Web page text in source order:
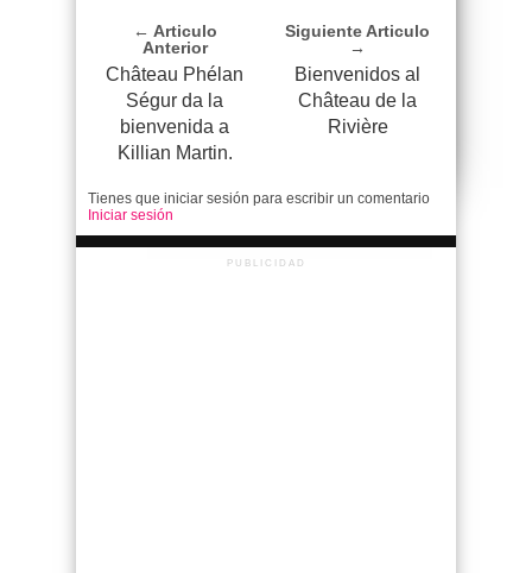
← Articulo
Anterior
Château Phélan
Ségur da la
bienvenida a
Killian Martin.
Siguiente Articulo
→
Bienvenidos al
Château de la
Rivière
Tienes que iniciar sesión para escribir un comentario
Iniciar sesión
PUBLICIDAD